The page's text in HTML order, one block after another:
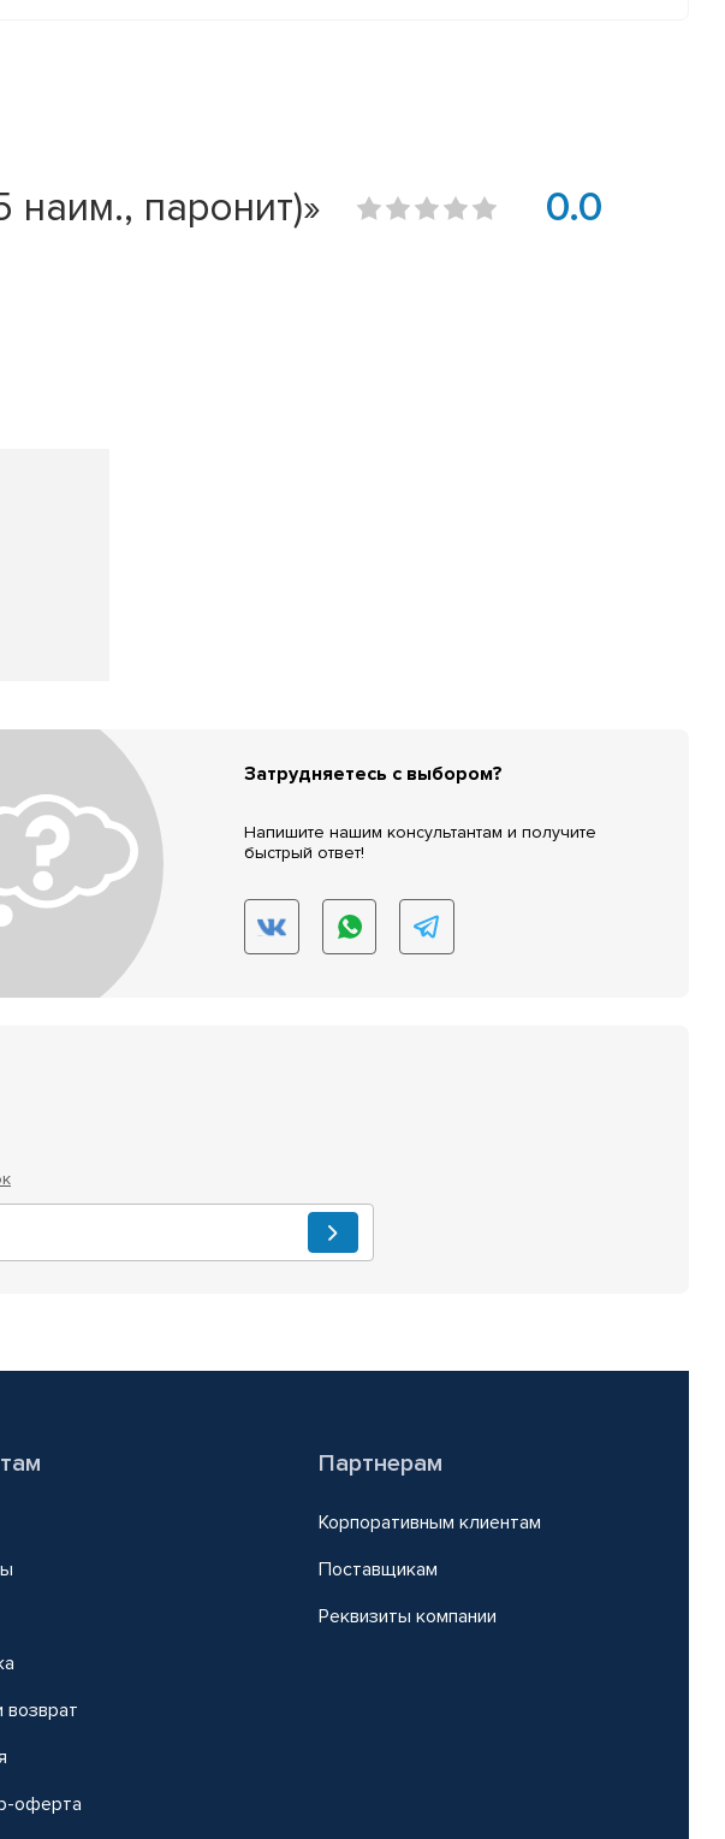
паронит)» 0.0
Затрудняетесь с выбором?
Напишите нашим консультантам и получите
быстрый ответ!
оферта
Партнерам
Корпоративным клиентам
Поставщикам
Реквизиты компании